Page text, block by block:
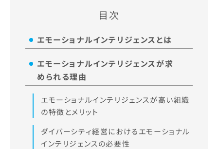
目次
エモーショナルインテリジェンスとは
エモーショナルインテリジェンスが求
められる理由
エモーショナルインテリジェンスが高い組織
の特徴とメリット
ダイバーシティ経営におけるエモーショナル
インテリジェンスの必要性